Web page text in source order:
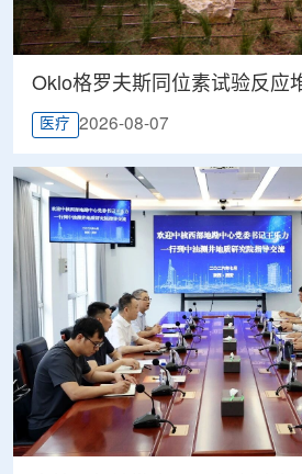
Oklo格罗夫斯同位素试验反应
医疗 2026-08-07